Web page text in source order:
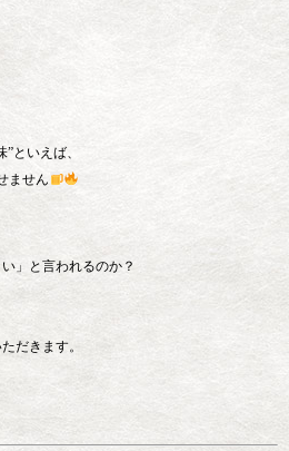
といえば、
ません
」と言われるのか？
だきます。